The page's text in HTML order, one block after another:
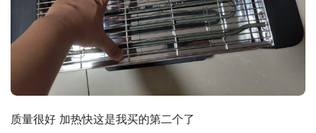
质量很好 加热快这是我买的第二个了